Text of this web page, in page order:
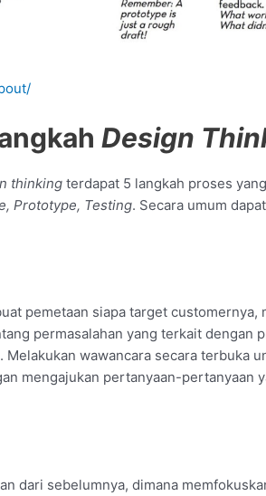
Design
thinking terdapat 5 langkah proses
Prototype, Testing. Secara umum
pemetaan siapa target customernya,
permasalahan yang terkait dengan
Melakukan wawancara secara terbuka
mengajukan pertanyaan-pertanyaan
dari sebelumnya, dimana